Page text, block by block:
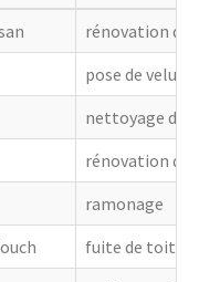
rénovation de
pose de velux
nettoyage de
rénovation de
ramonage
fuite de toiture